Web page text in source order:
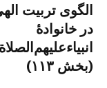
الگوی تربیت
در خانوادۀ
(بخش ۱۱۳)